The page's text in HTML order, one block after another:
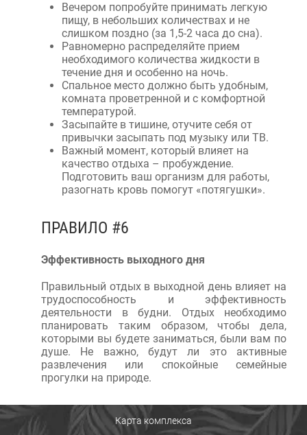
Вечером попробуйте принимать легкую
пищу, в небольших количествах и не
слишком поздно (за 1,5-2 часа до сна).
Равномерно распределяйте прием
необходимого количества жидкости в
течение дня и особенно на ночь.
Спальное место должно быть удобным,
комната проветренной и с комфортной
температурой.
Засыпайте в тишине, отучите себя от
привычки засыпать под музыку или ТВ.
Важный момент, который влияет на
качество отдыха – пробуждение.
Подготовить ваш организм для работы,
разогнать кровь помогут «потягушки».
ПРАВИЛО #6
Эффективность выходного дня
Правильный отдых в выходной день влияет на
трудоспособность и эффективность
деятельности в будни. Отдых необходимо
планировать таким образом, чтобы дела,
которыми вы будете заниматься, были вам по
душе. Не важно, будут ли это активные
развлечения или спокойные семейные
прогулки на природе.
Карта комплекса